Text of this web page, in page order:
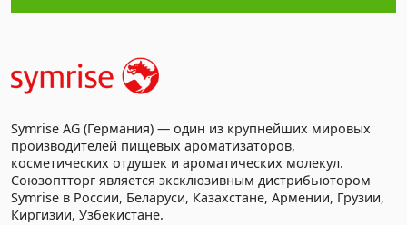
Symrise AG (Германия) — один из крупнейших мировых
производителей пищевых ароматизаторов,
косметических отдушек и ароматических молекул.
Союзоптторг является эксклюзивным дистрибьютором
Symrise в России, Беларуси, Казахстане, Армении, Грузии,
Киргизии, Узбекистане.